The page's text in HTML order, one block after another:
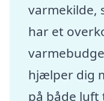
varmekilde,
har et
hjælper dig
på både